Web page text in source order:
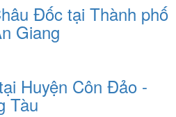
Đốc tại Thành phố
Giang
Huyện Côn Đảo -
Tàu